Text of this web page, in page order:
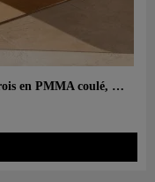
Fauteuil design MW01 "Bicolore" – Parois en PMMA coulé, assise en mousse alvéolaire